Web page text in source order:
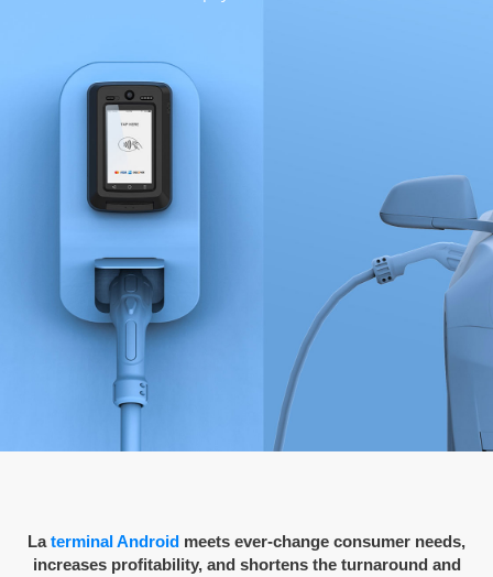
Laterminal Android meets ever-change consumer needs,
increases profitability, and shortens the turnaround and